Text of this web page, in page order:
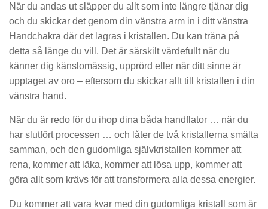
När du andas ut släpper du allt som inte längre tjänar dig
och du skickar det genom din vänstra arm in i ditt vänstra
Handchakra där det lagras i kristallen. Du kan träna på
detta så länge du vill. Det är särskilt värdefullt när du
känner dig känslomässig, upprörd eller när ditt sinne är
upptaget av oro – eftersom du skickar allt till kristallen i din
vänstra hand.
När du är redo för du ihop dina båda handflator … när du
har slutfört processen … och låter de två kristallerna smälta
samman, och den gudomliga självkristallen kommer att
rena, kommer att läka, kommer att lösa upp, kommer att
göra allt som krävs för att transformera alla dessa energier.
Du kommer att vara kvar med din gudomliga kristall som är